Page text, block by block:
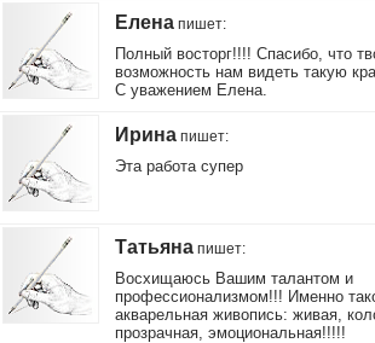
Елена пишет:
Полный восторг!!!! Спасибо, что
возможность нам видеть такую
С уважением Елена.
Ирина пишет:
Эта работа супер
Татьяна пишет:
Восхищаюсь Вашим талантом и
профессионализмом!!! Именно
акварельная живопись: живая,
прозрачная, эмоциональная!!!!!